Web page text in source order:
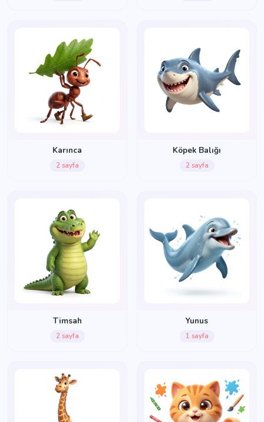
Karınca
2 sayfa
Köpek Balığı
2 sayfa
Timsah
2 sayfa
Yunus
1 sayfa